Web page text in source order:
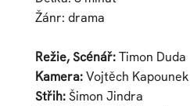
Žánr: drama
Režie, Scénář:Timon Duda
Kamera:Vojtěch Kapounek
Střih:Šimon Jindra